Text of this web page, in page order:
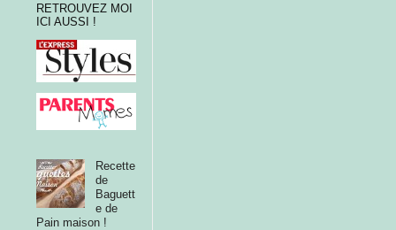
RETROUVEZ MOI
ICI AUSSI !
Recette
de
Baguett
e de
Pain maison !